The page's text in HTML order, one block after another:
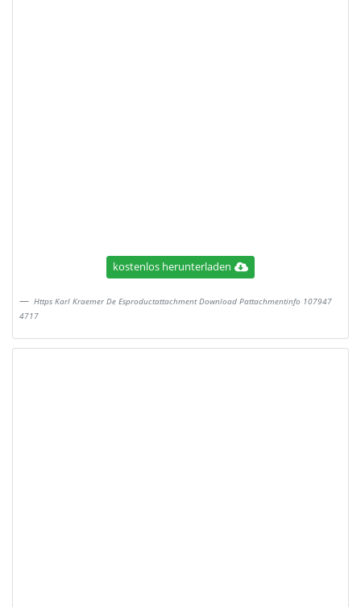
kostenlos herunterladen
Https Karl Kraemer De Esproductattachment Download Pattachmentinfo 107947
4717